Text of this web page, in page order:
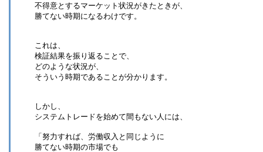
不得意とするマーケット状況がきたときが、
勝てない時期になるわけです。
これは、
検証結果を振り返ることで、
どのような状況が、
そういう時期であることが分かります。
しかし、
システムトレードを始めて間もない人には、
「努力すれば、労働収入と同じように
勝てない時期の市場でも